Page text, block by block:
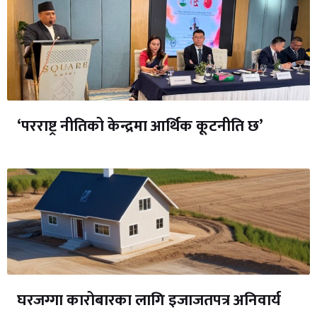
‘परराष्ट्र नीतिको केन्द्रमा आर्थिक कूटनीति छ’
घरजग्गा कारोबारका लागि इजाजतपत्र अनिवार्य